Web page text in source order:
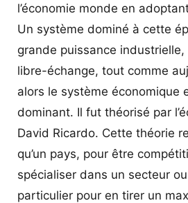
l’économie monde en
Un système dominé à cette
grande puissance industrielle,
libre-échange, tout comme
alors le système économique
dominant. Il fut théorisé par
David Ricardo. Cette théorie
qu’un pays, pour être
spécialiser dans un secteur
particulier pour en tirer un